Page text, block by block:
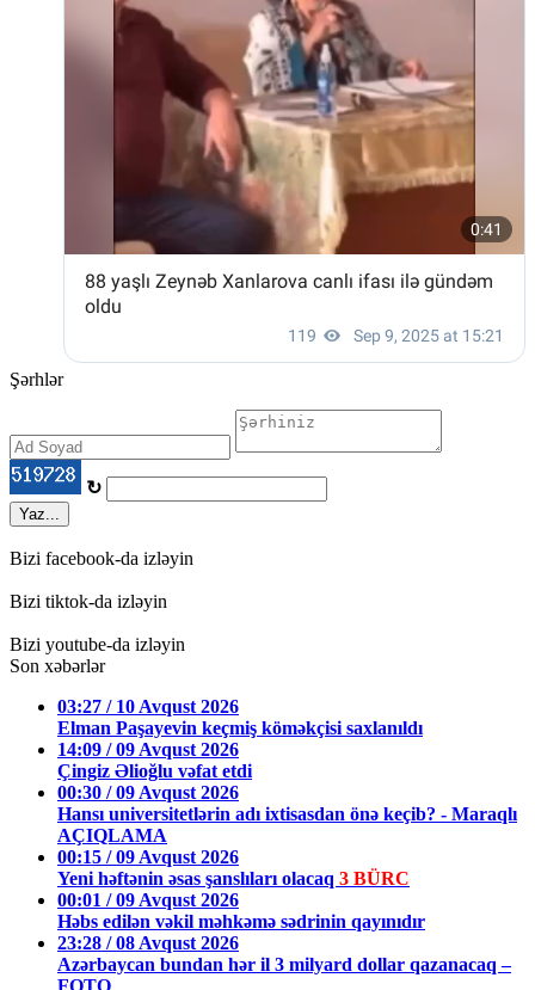
Şərhlər
↻
Yaz...
Bizi facebook-da izləyin
Bizi tiktok-da izləyin
Bizi youtube-da izləyin
Son xəbərlər
03:27 / 10 Avqust 2026
Elman Paşayevin keçmiş köməkçisi saxlanıldı
14:09 / 09 Avqust 2026
Çingiz Əlioğlu vəfat etdi
00:30 / 09 Avqust 2026
Hansı universitetlərin adı ixtisasdan önə keçib? - Maraqlı
AÇIQLAMA
00:15 / 09 Avqust 2026
Yeni həftənin əsas şanslıları olacaq 3 BÜRC
00:01 / 09 Avqust 2026
Həbs edilən vəkil məhkəmə sədrinin qayınıdır
23:28 / 08 Avqust 2026
Azərbaycan bundan hər il 3 milyard dollar qazanacaq –